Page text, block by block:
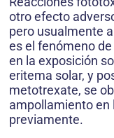
otro efecto
pero usualmente
es el fenómeno
en la exposición
eritema solar, y
metotrexate, se
ampollamiento en
previamente.